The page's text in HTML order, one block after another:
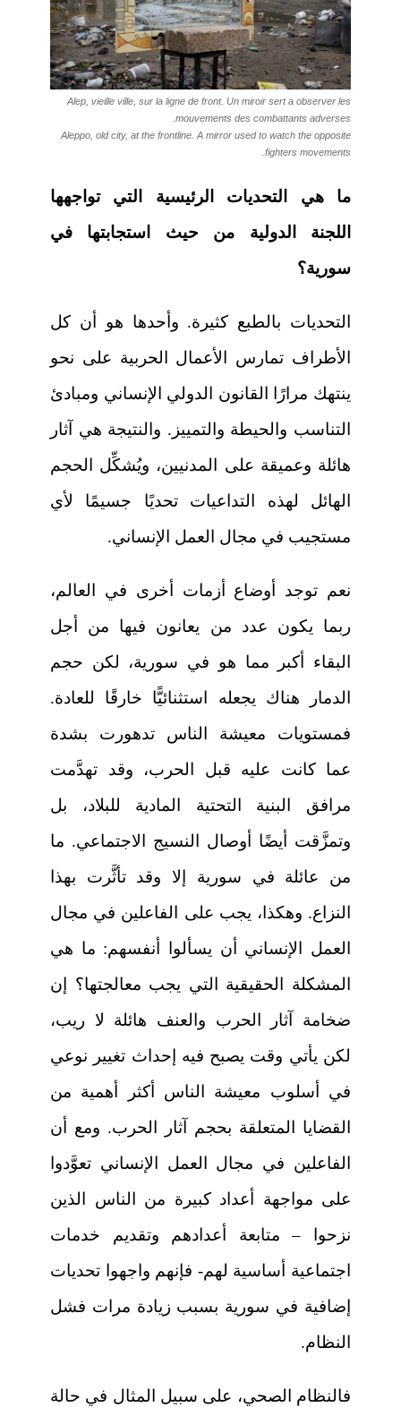
Alep, vieille ville, sur la ligne de front. Un miroir sert a observer les
mouvements des combattants adverses.
Aleppo, old city, at the frontline. A mirror used to watch the opposite
fighters movements.
ما هي التحديات الرئيسية التي تواجهها
اللجنة الدولية من حيث استجابتها في
سورية؟
التحديات بالطبع كثيرة. وأحدها هو أن كل
الأطراف تمارس الأعمال الحربية على نحو
ينتهك مرارًا القانون الدولي الإنساني ومبادئ
التناسب والحيطة والتمييز. والنتيجة هي آثار
هائلة وعميقة على المدنيين، ويُشكِّل الحجم
الهائل لهذه التداعيات تحديًا جسيمًا لأي
مستجيب في مجال العمل الإنساني.
نعم توجد أوضاع أزمات أخرى في العالم،
ربما يكون عدد من يعانون فيها من أجل
البقاء أكبر مما هو في سورية، لكن حجم
الدمار هناك يجعله استثنائيًّا خارقًا للعادة.
فمستويات معيشة الناس تدهورت بشدة
عما كانت عليه قبل الحرب، وقد تهدَّمت
مرافق البنية التحتية المادية للبلاد، بل
وتمزَّقت أيضًا أوصال النسيج الاجتماعي. ما
من عائلة في سورية إلا وقد تأثَّرت بهذا
النزاع. وهكذا، يجب على الفاعلين في مجال
العمل الإنساني أن يسألوا أنفسهم: ما هي
المشكلة الحقيقية التي يجب معالجتها؟ إن
ضخامة آثار الحرب والعنف هائلة لا ريب،
لكن يأتي وقت يصبح فيه إحداث تغيير نوعي
في أسلوب معيشة الناس أكثر أهمية من
القضايا المتعلقة بحجم آثار الحرب. ومع أن
الفاعلين في مجال العمل الإنساني تعوَّدوا
على مواجهة أعداد كبيرة من الناس الذين
نزحوا – متابعة أعدادهم وتقديم خدمات
اجتماعية أساسية لهم- فإنهم واجهوا تحديات
إضافية في سورية بسبب زيادة مرات فشل
النظام.
فالنظام الصحي، على سبيل المثال في حالة